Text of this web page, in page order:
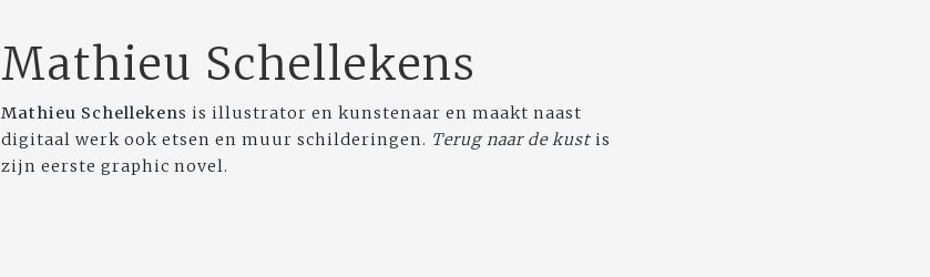
Mathieu Schellekens
Mathieu Schellekens is illustrator en kunstenaar en maakt naast
digitaal werk ook etsen en muur schilderingen. Terug naar de kust is
zijn eerste graphic novel.